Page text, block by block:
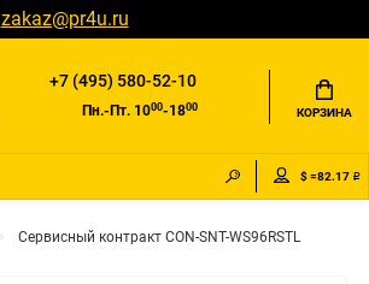
zakaz@pr4u.ru
+7 (495) 580-52-10
Пн.-Пт. 1000-1800 КОРЗИНА
$ =82.17 ₽
Сервисный контракт CON-SNT-WS96RSTL